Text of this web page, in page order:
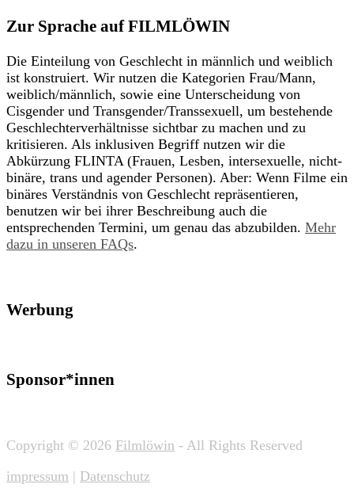
Zur Sprache auf FILMLÖWIN
Die Einteilung von Geschlecht in männlich und weiblich
ist konstruiert. Wir nutzen die Kategorien Frau/Mann,
weiblich/männlich, sowie eine Unterscheidung von
Cisgender und Transgender/Transsexuell, um bestehende
Geschlechterverhältnisse sichtbar zu machen und zu
kritisieren. Als inklusiven Begriff nutzen wir die
Abkürzung FLINTA (Frauen, Lesben, intersexuelle, nicht-
binäre, trans und agender Personen). Aber: Wenn Filme ein
binäres Verständnis von Geschlecht repräsentieren,
benutzen wir bei ihrer Beschreibung auch die
entsprechenden Termini, um genau das abzubilden. Mehr
dazu in unseren FAQs.
Werbung
Sponsor*innen
Copyright © 2026 Filmlöwin - All Rights Reserved
impressum | Datenschutz